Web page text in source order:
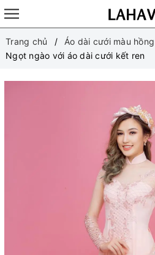
Trang chủ
Áo dài cưới màu hồng
Ngọt ngào với áo dài cưới kết ren